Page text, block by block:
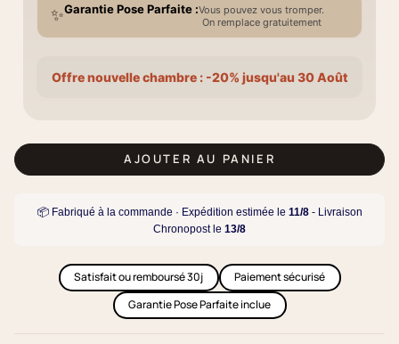
✨Garantie Pose Parfaite :Vous pouvez vous tromper.
On remplace gratuitement
Offre nouvelle chambre : -20% jusqu'au 30 Août
AJOUTER AU PANIER
📦 Fabriqué à la commande · Expédition estimée le 11/8- Livraison
Chronopost le 13/8
Satisfait ou remboursé 30j
Paiement sécurisé
Garantie Pose Parfaite inclue